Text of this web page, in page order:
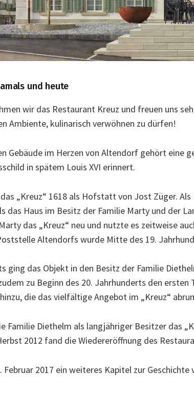
und heute
wir das Restaurant Kreuz und freuen uns
Ambiente, kulinarisch verwöhnen zu dürfen!
Gebäude im Herzen von Altendorf gehört eine
in spätem Louis XVI erinnert.
„Kreuz“ 1618 als Hofstatt von Jost Züger.
das Haus im Besitz der Familie Marty und der
das „Kreuz“ neu und nutzte es zeitweise
Altendorfs wurde Mitte des 19.
ging das Objekt in den Besitz der Familie
zu Beginn des 20. Jahrhunderts den
die das vielfältige Angebot im „Kreuz“
Familie Diethelm als langjähriger Besitzer das
2012 fand die Wiedereröffnung des
Februar 2017 ein weiteres Kapitel zur